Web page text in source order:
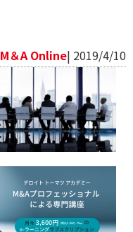
M＆A Online| 2019/4/10